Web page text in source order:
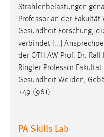
Strahlenbelastungen
Professor an der Fakultät
Gesundheit Forschung,
verbindet [...]
der OTH AW Prof. Dr.
Ringler Professor
Gesundheit Weiden,
+49 (961)
PA Skills Lab